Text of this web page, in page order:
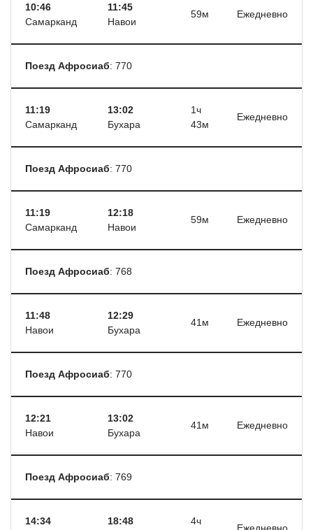
10:46
Самарканд
11:45
Навои
59м Ежедневно
Поезд Афросиаб: 770
11:19
Самарканд
13:02
Бухара
1ч
43м
Ежедневно
Поезд Афросиаб: 770
11:19
Самарканд
12:18
Навои
59м Ежедневно
Поезд Афросиаб: 768
11:48
Навои
12:29
Бухара
41м Ежедневно
Поезд Афросиаб: 770
12:21
Навои
13:02
Бухара
41м Ежедневно
Поезд Афросиаб: 769
14:34 18:48 4ч